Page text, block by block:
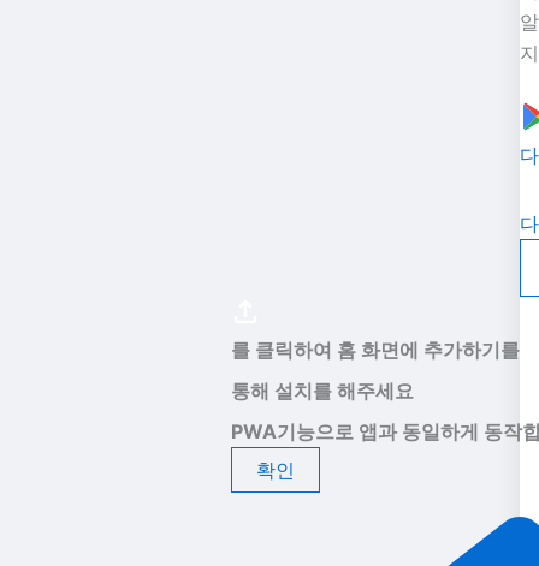
를 클릭하여 홈 화면에 추가하기를
통해 설치를 해주세요
PWA기능으로 앱과 동일하게 동작
확인